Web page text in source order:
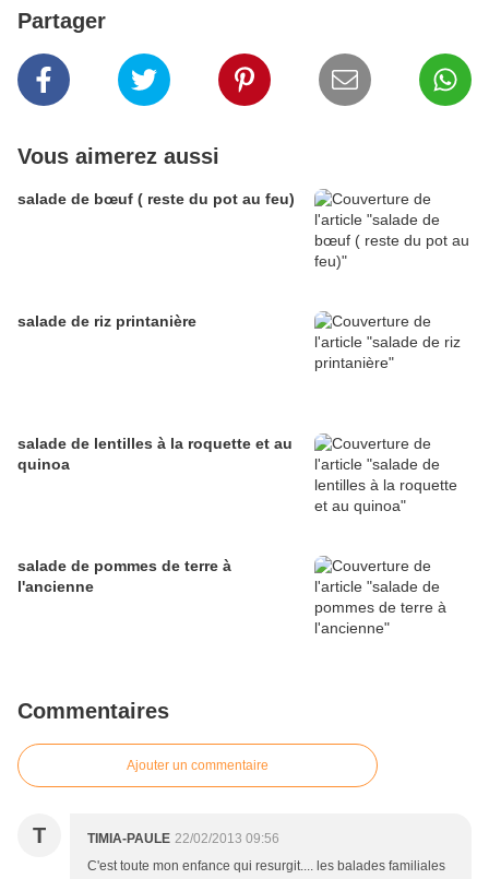
Partager
Vous aimerez aussi
salade de bœuf ( reste du pot au feu)
salade de riz printanière
salade de lentilles à la roquette et au
quinoa
salade de pommes de terre à
l'ancienne
Commentaires
Ajouter un commentaire
T TIMIA-PAULE 22/02/2013 09:56
C'est toute mon enfance qui resurgit.... les balades familiales